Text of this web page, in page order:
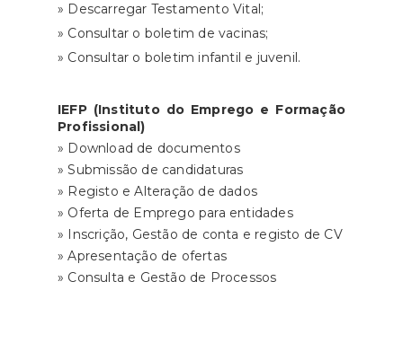
» Descarregar Testamento Vital;
» Consultar o boletim de vacinas;
» Consultar o boletim infantil e juvenil.
IEFP (Instituto do Emprego e Formação
Profissional)
» Download de documentos
» Submissão de candidaturas
» Registo e Alteração de dados
» Oferta de Emprego para entidades
» Inscrição, Gestão de conta e registo de CV
» Apresentação de ofertas
» Consulta e Gestão de Processos